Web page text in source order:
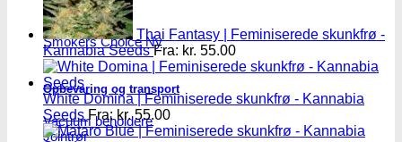
Blunt wraps
SmokersPack
Smokers Choice
Opbevaring og transport
Vacuum beholdere
Jointrør
Thai Fantasy | Feminiserede skunkfrø -
Kannabia Seeds Fra: kr. 55.00
White Domina | Feminiserede skunkfrø - Kannabia
Seeds Fra: kr.55.00